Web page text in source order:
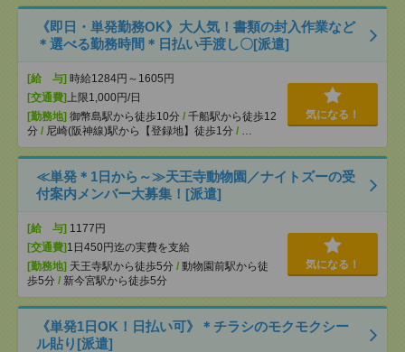
《即日・単発勤務OK》大人気！書類の封入作業など
＊選べる勤務時間＊日払い手渡し〇[派遣]
[給 与] 時給1284円～1605円
[交通費] 上限1,000円/日
[勤務地] 御幣島駅から徒歩10分 / 千船駅から徒歩12
分 / 尼崎(阪神線)駅から【登録地】徒歩1分 / …
気になる！
≪単発＊1日から～≫天王寺動物園／ナイトズーの受
付案内メンバー大募集！[派遣]
[給 与] 1177円
[交通費] 1日450円迄の実費を支給
[勤務地] 天王寺駅から徒歩5分 / 動物園前駅から徒
歩5分 / 新今宮駅から徒歩5分
気になる！
《単発1日OK！日払い可》＊チラシのモクモクシー
ル貼り[派遣]